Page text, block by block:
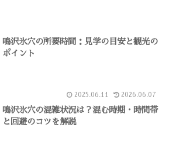
鳴沢氷穴の所要時間：見学の目安と観光の
ポイント
2025.06.11 2026.06.07
鳴沢氷穴の混雑状況は？混む時期・時間帯
と回避のコツを解説